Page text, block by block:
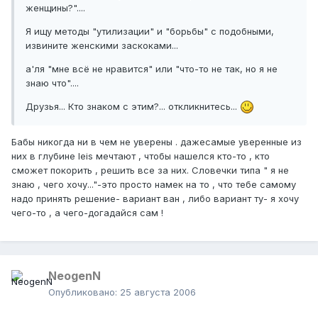
женщины?"....
Я ищу методы "утилизации" и "борьбы" с подобными,
извините женскими заскоками...
а'ля "мне всё не нравится" или "что-то не так, но я не
знаю что"....
Друзья... Кто знаком с этим?... откликнитесь...
Бабы никогда ни в чем не уверены . дажесамые уверенные из
них в глубине leis мечтают , чтобы нашелся кто-то , кто
сможет покорить , решить все за них. Словечки типа " я не
знаю , чего хочу..."-это просто намек на то , что тебе самому
надо принять решение- вариант ван , либо вариант ту- я хочу
чего-то , а чего-догадайся сам !
NeogenN
Опубликовано: 25 августа 2006